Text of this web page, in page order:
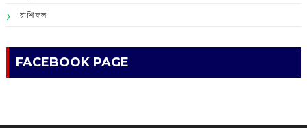
রাশিফল
FACEBOOK PAGE